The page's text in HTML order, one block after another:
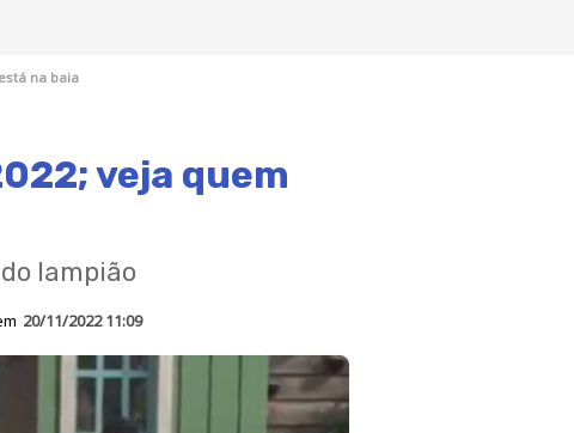
na baia
veja quem
lampião
20/11/2022 11:09